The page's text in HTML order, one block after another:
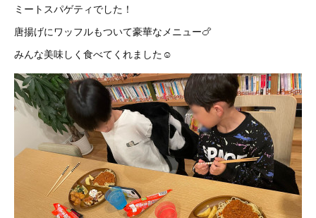
ミートスパゲティでした！
唐揚げにワッフルもついて豪華なメニュー🍗
みんな美味しく食べてくれました☺️